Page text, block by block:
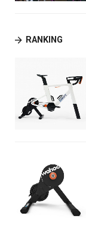
RANKING